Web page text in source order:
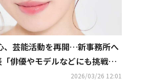
、芸能活動を再開…新事務所へ
俳優やモデルなどにも挑戦し
2026/03/26 12:01